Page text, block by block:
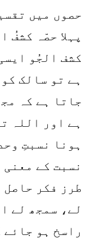
حصوں میں
پہلا حصّہ کشفُ
کشف الجُو
ہے تو سالک
جاتا ہے کہ
ہے اور اللہ
ہونا نسبتِ
نسبت کے
طرز فکر حاصل
لے، سمجھ لے
راسخ ہو